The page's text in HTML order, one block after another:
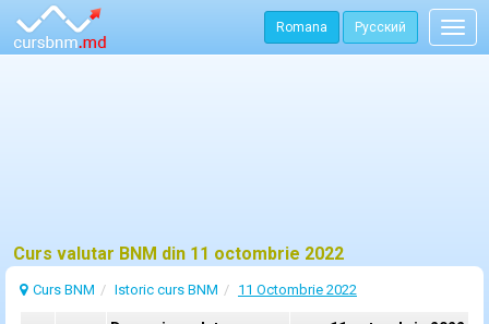
Romana Русский
Curs valutar BNM din 11 octombrie 2022
Curs BNM Istoric curs BNM 11 Octombrie 2022